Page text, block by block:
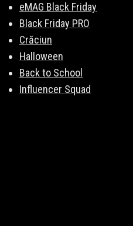
eMAG Black Friday
Black Friday PRO
Crăciun
Halloween
Back to School
Influencer Squad